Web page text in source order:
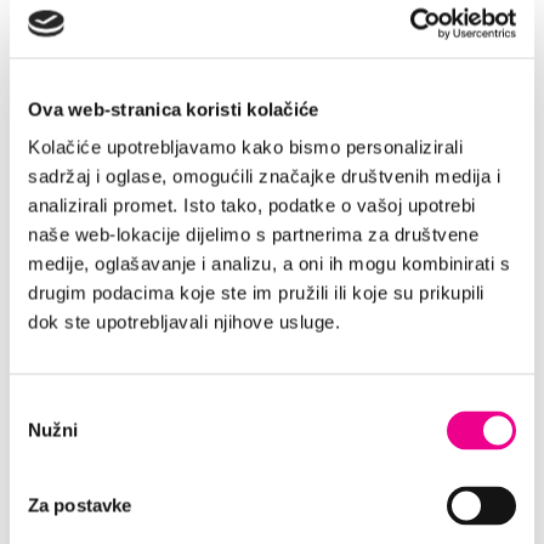
Ova web-stranica koristi kolačiće
Kolačiće upotrebljavamo kako bismo personalizirali
sadržaj i oglase, omogućili značajke društvenih medija i
analizirali promet. Isto tako, podatke o vašoj upotrebi
naše web-lokacije dijelimo s partnerima za društvene
medije, oglašavanje i analizu, a oni ih mogu kombinirati s
drugim podacima koje ste im pružili ili koje su prikupili
dok ste upotrebljavali njihove usluge.
pristanka
Nužni
Za postavke
Im Angebot mit mehr als 2000
Fahrzeugen können Sie jederzeit das
ideale Fahrzeug für Ihre Bedürfnisse
auswählen. Genießen Sie eine sichere
Fahrt durch Split mit stets verfügbarer
Unterstützung unseres
Expertenteams.
IM PREIS INBEGRIFFEN:
Zusätzlicher Fahrer